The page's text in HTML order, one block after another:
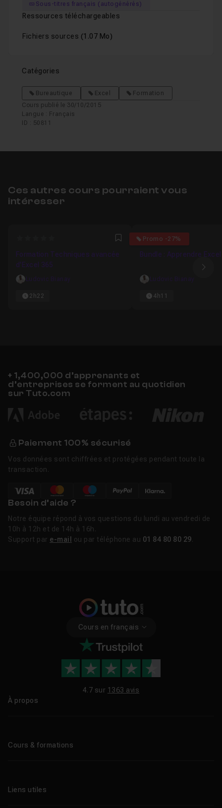
Sous-titres français (autogénérés)
Ressources téléchargeables
Fichiers sources (1.07 Mo)
Catégories
Bureautique Excel
Formation
Cours publié le 30/10/2015
Langue : Français
ID : 50811
Ces autres cours pourraient vous
intéresser
Favori
Formation Techniques avancée
d'Excel 365
Ludovic Bianay
2h22
Promo -27%
4
Bundle : Apprendre
Ludovic Bianay
4h11
+ 1,400,000 d’apprenants et
d’entreprises se forment au quotidien
sur Tuto.com
Paiement 100% sécurisé
Vos données sont chiffrées et protégées pendant toute la
transaction.
Besoin d’aide ?
Notre équipe répond à vos questions du lundi au vendredi de
10h à 12h et de 14h à 16h.
Support par e-mail ou par téléphone au 01 84 80 80 29
Cours en français
4.7 sur 1363 avis
À propos
Cours & formations
Formations certifiantes
Liens utiles